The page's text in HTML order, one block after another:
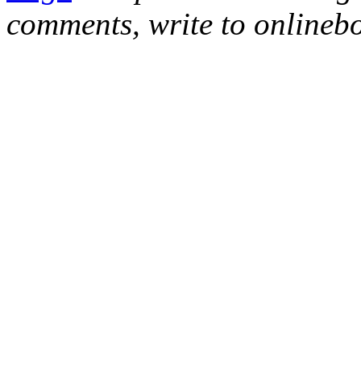
comments, write to